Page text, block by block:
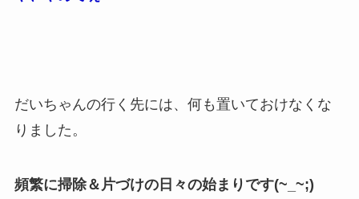
だいちゃんの行く先には、何も置いておけなくな
りました。
頻繁に掃除＆片づけの日々の始まりです(~_~;)